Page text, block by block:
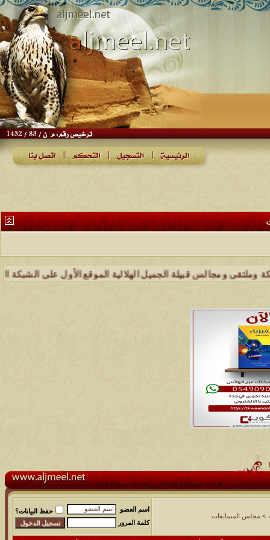
ومجالس قبيلة الجميل الهلالية الموقع الأول على الشبكة
> مجلس المسابقات
اسم العضو
حفظ البيانات؟
كلمة المرور